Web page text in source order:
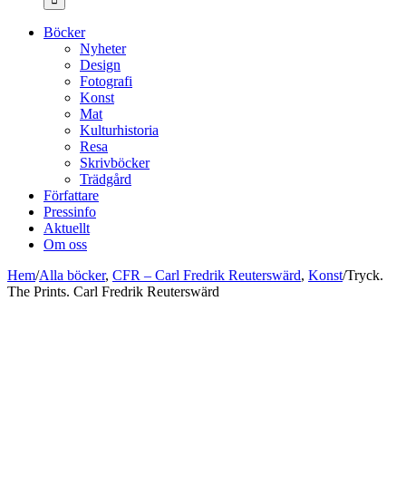
Böcker
Nyheter
Design
Fotografi
Konst
Mat
Kulturhistoria
Resa
Skrivböcker
Trädgård
Författare
Pressinfo
Aktuellt
Om oss
Hem/Alla böcker, CFR – Carl Fredrik Reuterswärd, Konst/Tryck.
The Prints. Carl Fredrik Reuterswärd